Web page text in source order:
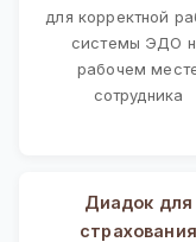
для корректной
системы ЭДО
рабочем
сотрудника
Диадок для
страхования